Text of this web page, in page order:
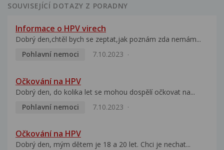
SOUVISEJÍCÍ DOTAZY Z PORADNY
Informace o HPV virech
Dobrý den,chtěl bych se zeptat,jak poznám zda nemám...
Pohlavní nemoci
7.10.2023
Očkování na HPV
Dobrý den, do kolika let se mohou dospělí očkovat na...
Pohlavní nemoci
7.10.2023
Očkování na HPV
Dobrý den, mým dětem je 18 a 20 let. Chci je nechat...